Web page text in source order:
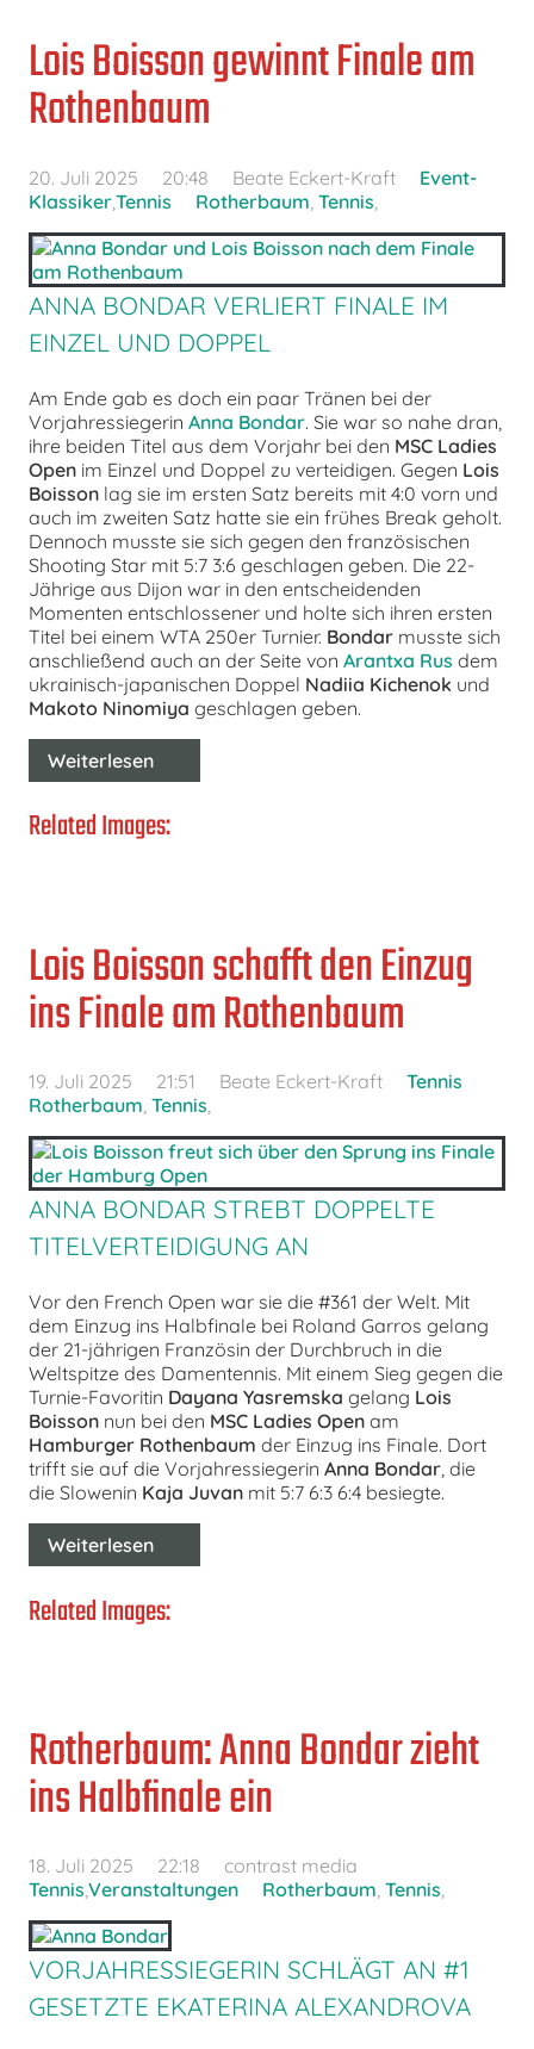
Lois Boisson gewinnt Finale am
Rothenbaum
20. Juli 2025 20:48 Beate Eckert-Kraft
Event-
Klassiker,Tennis Rotherbaum, Tennis,
ANNA BONDAR VERLIERT FINALE IM
EINZEL UND DOPPEL
Am Ende gab es doch ein paar Tränen bei der
Vorjahressiegerin Anna Bondar. Sie war so nahe dran,
ihre beiden Titel aus dem Vorjahr bei den MSC Ladies
Open im Einzel und Doppel zu verteidigen. Gegen Lois
Boisson lag sie im ersten Satz bereits mit 4:0 vorn und
auch im zweiten Satz hatte sie ein frühes Break geholt.
Dennoch musste sie sich gegen den französischen
Shooting Star mit 5:7 3:6 geschlagen geben. Die 22-
Jährige aus Dijon war in den entscheidenden
Momenten entschlossener und holte sich ihren ersten
Titel bei einem WTA 250er Turnier. Bondar musste sich
anschließend auch an der Seite von Arantxa Rus dem
ukrainisch-japanischen Doppel Nadiia Kichenok und
Makoto Ninomiya geschlagen geben.
Weiterlesen
Related Images:
Lois Boisson schafft den Einzug
ins Finale am Rothenbaum
19. Juli 2025 21:51 Beate Eckert-Kraft
Tennis
Rotherbaum, Tennis,
ANNA BONDAR STREBT DOPPELTE
TITELVERTEIDIGUNG AN
Vor den French Open war sie die #361 der Welt. Mit
dem Einzug ins Halbfinale bei Roland Garros gelang
der 21-jährigen Französin der Durchbruch in die
Weltspitze des Damentennis. Mit einem Sieg gegen die
Turnie-Favoritin Dayana Yasremska gelang Lois
Boisson nun bei den MSC Ladies Open am
Hamburger Rothenbaum der Einzug ins Finale. Dort
trifft sie auf die Vorjahressiegerin Anna Bondar , die
die Slowenin Kaja Juvan mit 5:7 6:3 6:4 besiegte.
Weiterlesen
Related Images:
Rotherbaum: Anna Bondar zieht
ins Halbfinale ein
18. Juli 2025 22:18
contrast media
Tennis,Veranstaltungen Rotherbaum, Tennis,
VORJAHRESSIEGERIN SCHLÄGT AN #1
GESETZTE EKATERINA ALEXANDROVA